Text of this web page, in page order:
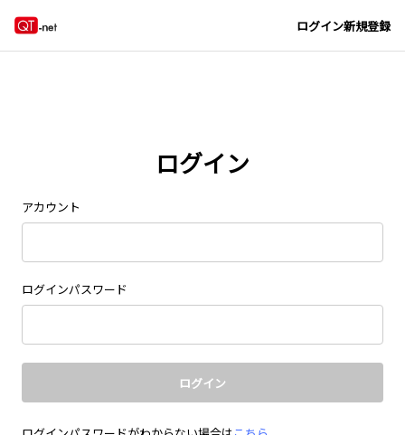
ログイン新規登録
ログイン
アカウント
ログインパスワード
ログイン